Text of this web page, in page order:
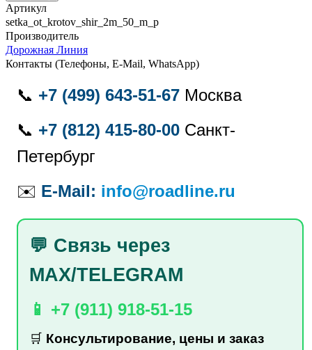
Артикул
setka_ot_krotov_shir_2m_50_m_p
Производитель
Дорожная Линия
Контакты (Телефоны, E-Mail, WhatsApp)
📞 +7 (499) 643-51-67 Москва
📞 +7 (812) 415-80-00 Санкт-
Петербург
✉️ E-Mail: info@roadline.ru
💬 Связь через
MAX/TELEGRAM
📱 +7 (911) 918-51-15
🛒 Консультирование, цены и заказ